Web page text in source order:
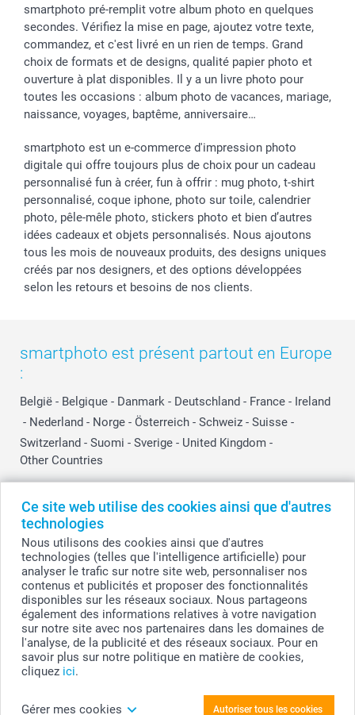
Ce site web utilise des cookies ainsi que d'autres
technologies
Nous utilisons des cookies ainsi que d'autres
technologies (telles que l'intelligence artificielle) pour
analyser le trafic sur notre site web, personnaliser nos
contenus et publicités et proposer des fonctionnalités
disponibles sur les réseaux sociaux. Nous partageons
également des informations relatives à votre navigation
sur notre site avec nos partenaires dans les domaines de
l'analyse, de la publicité et des réseaux sociaux. Pour en
savoir plus sur notre politique en matière de cookies,
cliquez ici.
Gérer mes cookies Autoriser tous les cookies
Personnalisez votre T-shirt blanc
smartphoto pré-remplit votre album photo en quelques
secondes. Vérifiez la mise en page, ajoutez votre texte,
commandez, et c'est livré en un rien de temps. Grand
choix de formats et de designs, qualité papier photo et
ouverture à plat disponibles. Il y a un livre photo pour
toutes les occasions : album photo de vacances, mariage,
naissance, voyages, baptême, anniversaire…
smartphoto est un e-commerce d'impression photo
digitale qui offre toujours plus de choix pour un cadeau
personnalisé fun à créer, fun à offrir : mug photo, t-shirt
personnalisé, coque iphone, photo sur toile, calendrier
photo, pêle-mêle photo, stickers photo et bien d’autres
idées cadeaux et objets personnalisés. Nous ajoutons
tous les mois de nouveaux produits, des designs uniques
créés par nos designers, et des options développées
selon les retours et besoins de nos clients.
smartphoto est présent partout en Europe
:
België - Belgique - Danmark - Deutschland - France - Ireland
- Nederland - Norge - Österreich - Schweiz - Suisse -
Switzerland - Suomi - Sverige - United Kingdom -
Other Countries
© smartphoto group. Tous droits réservés
smartphoto group SA.
Siège social : Kwatrechtsteenweg 160, 9230 Wetteren, Belgique
Numéro de TVA BE 0405.706.755
Numéro d'entreprise 0405.706.755.
Coordonnées bancaires: IBAN BE71 2850 2711 5569 - BIC: GEBABEBB
Tous les prix sont en EURO (€), TVA incluse et hors frais de port.